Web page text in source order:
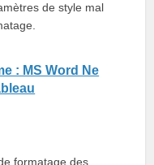
de style mal
: MS Word Ne
formatage des